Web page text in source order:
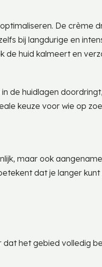
De crème
bij langdurige en
de huid kalmeert en
de huidlagen
keuze voor wie op
maar ook
dat je langer
het gebied volledig